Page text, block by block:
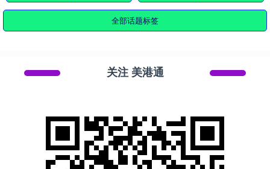
全部话题标签
关注 美港通